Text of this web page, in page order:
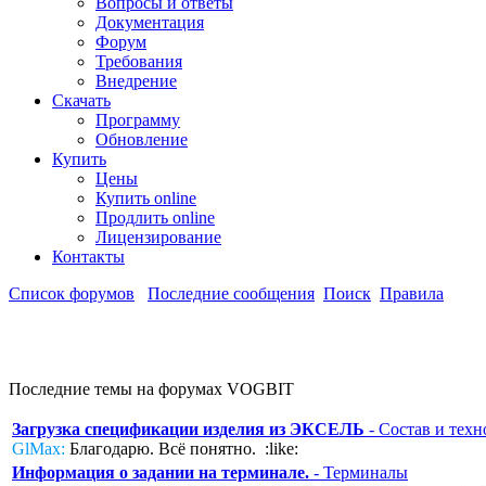
Документация
Форум
Требования
Внедрение
Скачать
Программу
Обновление
Купить
Цены
Купить online
Продлить online
Лицензирование
Контакты
Список форумов Последние сообщения Поиск Правила
Последние темы на форумах VOGBIT
Загрузка спецификации изделия из ЭКСЕЛЬ - Состав и
GlMax: Благодарю. Всё понятно. :like:
Информация о задании на терминале. - Терминалы